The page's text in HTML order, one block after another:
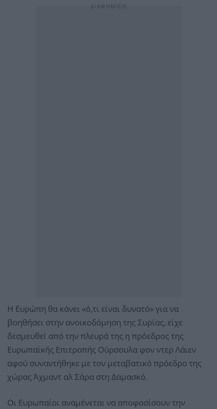
Η Ευρώπη θα κάνει «ό,τι είναι δυνατό» για να
βοηθήσει στην ανοικοδόμηση της Συρίας, είχε
δεσμευθεί από την πλευρά της η πρόεδρος της
Ευρωπαϊκής Επιτροπής Ούρσουλα φον ντερ Λάιεν
αφού συναντήθηκε με τον μεταβατικό πρόεδρο της
χώρας Άχμαντ αλ Σάρα στη Δαμασκό.
Οι Ευρωπαίοι αναμένεται να αποφασίσουν την